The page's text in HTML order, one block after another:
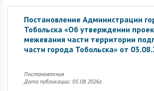
Постановление Администрации
Тобольска «Об утверждении
межевания части территории
части города Тобольска» от
Постановления
Дата публикации: 05.08.2026г.